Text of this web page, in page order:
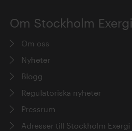
Om Stockholm Exergi
Om oss
Nyheter
Blogg
Regulatoriska nyheter
Pressrum
Adresser till Stockholm Exergi